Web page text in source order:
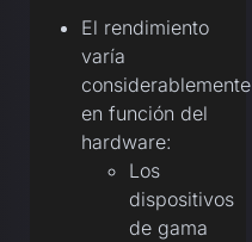
El rendimiento
varía
considerablemente
en función del
hardware:
Los
dispositivos
de gama